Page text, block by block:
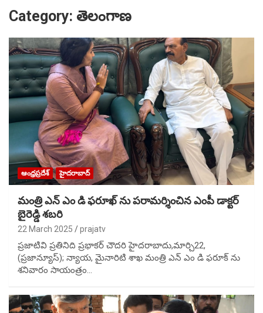
Category: తెలంగాణ
ఆంధ్రప్రదేశ్ హైదరాబాద్
మంత్రి ఎన్ ఎం డి ఫరూఖ్ ను పరామర్శించిన ఎంపీ డాక్టర్
బైరెడ్డి శబరి
22 March 2025 prajatv
ప్రజాటివి ప్రతినిది ప్రభాకర్ చౌదరి హైదరాబాదు,మార్చి22,
(ప్రజాన్యూస్); న్యాయ, మైనారిటి శాఖ మంత్రి ఎన్ ఎం డి ఫరూక్ ను
శనివారం సాయంత్రం…